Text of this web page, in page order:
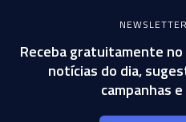
Receba gratuitamente
notícias do dia,
campanhas